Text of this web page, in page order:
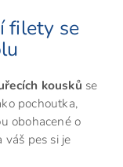
filety se
kousků se
pochoutka,
obohacené o
pes si je